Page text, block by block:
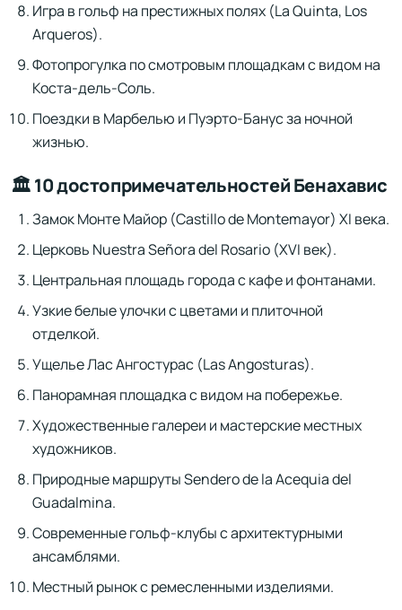
Игра в гольф на престижных полях (La Quinta, Los
Arqueros).
Фотопрогулка по смотровым площадкам с видом на
Коста-дель-Соль.
Поездки в Марбелью и Пуэрто-Банус за ночной
жизнью.
🏛 10 достопримечательностей Бенахавис
Замок Монте Майор (Castillo de Montemayor) XI века.
Церковь Nuestra Señora del Rosario (XVI век).
Центральная площадь города с кафе и фонтанами.
Узкие белые улочки с цветами и плиточной
отделкой.
Ущелье Лас Ангостурас (Las Angosturas).
Панорамная площадка с видом на побережье.
Художественные галереи и мастерские местных
художников.
Природные маршруты Sendero de la Acequia del
Guadalmina.
Современные гольф-клубы с архитектурными
ансамблями.
Местный рынок с ремесленными изделиями.